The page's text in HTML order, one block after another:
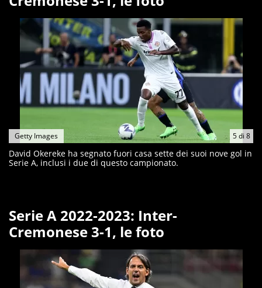
5di 8
Getty Images
David Okereke ha segnato fuori casa sette dei suoi nove gol in
Serie A, inclusi i due di questo campionato.
Serie A 2022-2023: Inter-
Cremonese 3-1, le foto